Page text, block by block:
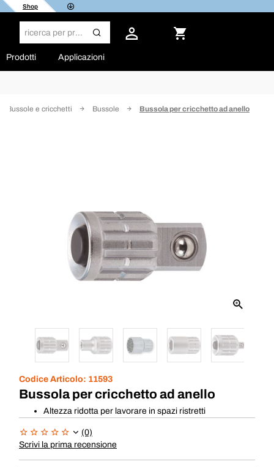
Shop
Prodotti Applicazioni
Bussole e cricchetti Bussole Bussola per cricchetto ad anello
Codice Articolo: 11593
Bussola per cricchetto ad anello
Altezza ridotta per lavorare in spazi ristretti
(0)
Scrivi la prima recensione